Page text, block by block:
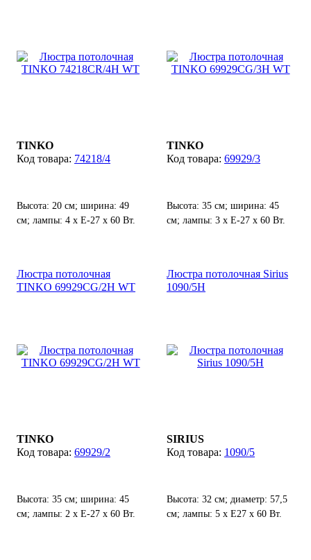
TINKO
74218/4
Высота: 20 см; ширина: 49
см; лампы: 4 х Е-27 х 60 Вт.
TINKO
69929/3
Высота: 35 см; ширина: 45
см; лампы: 3 х Е-27 х 60 Вт.
Люстра потолочная
TINKO 69929CG/2H WT
TINKO
69929/2
Высота: 35 см; ширина: 45
см; лампы: 2 х Е-27 х 60 Вт.
Люстра потолочная Sirius
1090/5H
SIRIUS
1090/5
Высота: 32 см; диаметр: 57,5
см; лампы: 5 х Е27 х 60 Вт.